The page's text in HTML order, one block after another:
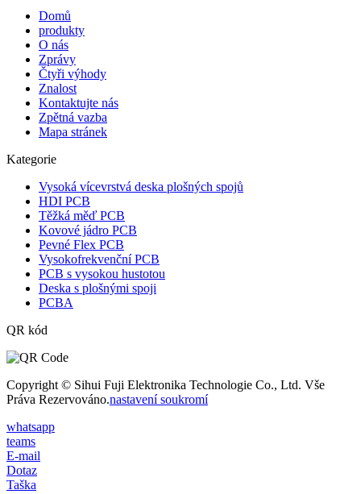
Domů
produkty
O nás
Zprávy
Čtyři výhody
Znalost
Kontaktujte nás
Zpětná vazba
Mapa stránek
Kategorie
Vysoká vícevrstvá deska plošných spojů
HDI PCB
Těžká měď PCB
Kovové jádro PCB
Pevné Flex PCB
Vysokofrekvenční PCB
PCB s vysokou hustotou
Deska s plošnými spoji
PCBA
QR kód
Copyright © Sihui Fuji Elektronika Technologie Co., Ltd. Vše
Práva Rezervováno.nastavení soukromí
whatsapp
teams
E-mail
Dotaz
Taška